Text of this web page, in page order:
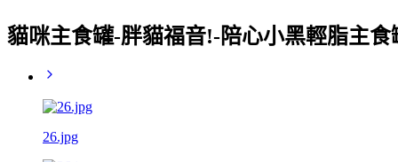
貓咪主食罐-胖貓福音!-陪心小黑輕脂主食
26.jpg